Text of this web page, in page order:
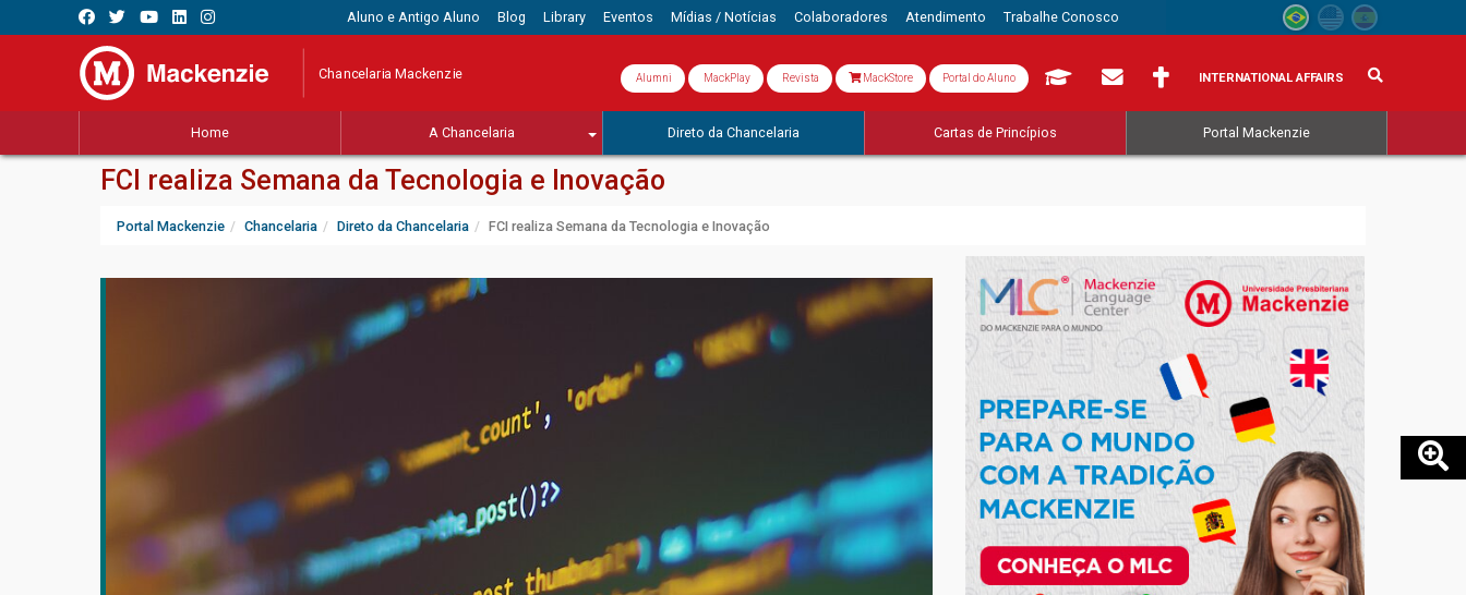
Aluno e Antigo Aluno Blog Library Eventos Mídias / Notícias Colaboradores Atendimento Trabalhe Conosco
Chancelaria Mackenzie Alumni MackPlay Revista MackStore Portal do Aluno INTERNATIONAL AFFAIRS
Home A Chancelaria Direto da Chancelaria Cartas de Princípios Portal Mackenzie
FCI realiza Semana da Tecnologia e Inovação
Portal Mackenzie Chancelaria Direto da Chancelaria FCI realiza Semana da Tecnologia e Inovação